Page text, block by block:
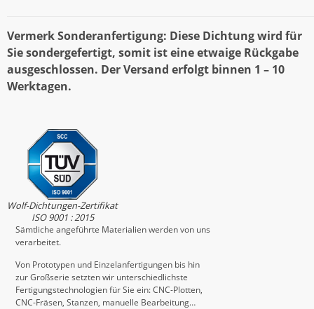
Vermerk Sonderanfertigung: Diese Dichtung wird für
Sie sondergefertigt, somit ist eine etwaige Rückgabe
ausgeschlossen. Der Versand erfolgt binnen 1 – 10
Werktagen.
Wolf-Dichtungen-Zertifikat
ISO 9001 : 2015
Sämtliche angeführte Materialien werden von uns
verarbeitet.
Von Prototypen und Einzelanfertigungen bis hin
zur Großserie setzten wir unterschiedlichste
Fertigungstechnologien für Sie ein: CNC-Plotten,
CNC-Fräsen, Stanzen, manuelle Bearbeitung…